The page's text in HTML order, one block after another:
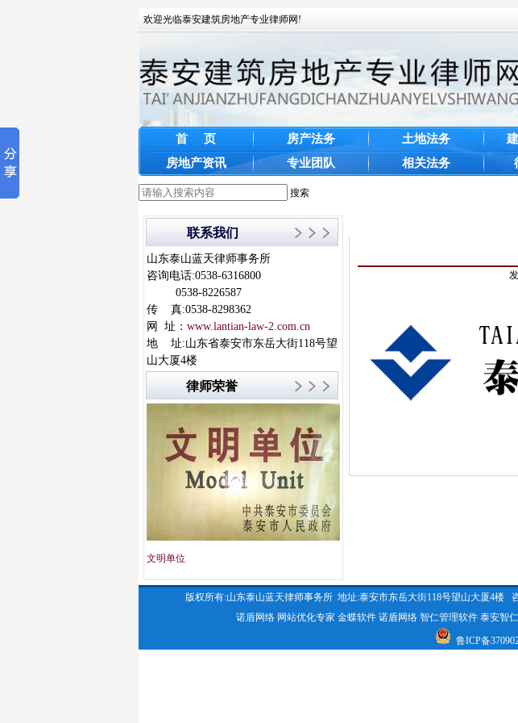
欢迎光临泰安建筑房地产专业律师网!
首 页 房产法务 土地法务
房地产资讯
专业团队 相关法务
搜索
联系我们
山东泰山蓝天律师事务所
咨询电话:0538-6316800
0538-8226587
传 真:0538-8298362
网 址： www.lantian-law-2.com.cn
地 址:山东省泰安市东岳大街118号望
山大厦4楼
律师荣誉
文明单位
版权所有:山东泰山蓝天律师事务所 地址:泰安市东岳大街118号望山大厦4楼 咨
诺盾网络 网站优化专家 金蝶软件 诺盾网络 智仁管理软件 泰安智
鲁ICP备